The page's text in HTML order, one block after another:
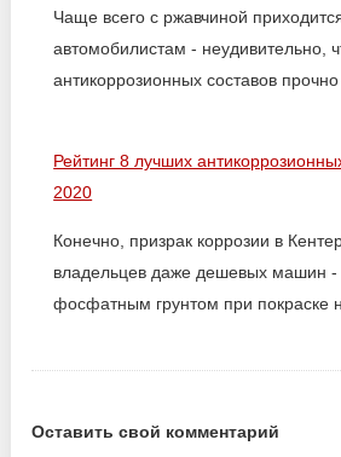
Чаще всего с ржавчиной
автомобилистам - неудивительно,
антикоррозионных составов
Рейтинг 8 лучших
2020
Конечно, призрак коррозии в
владельцев даже дешевых машин -
фосфатным грунтом при покраске
Оставить свой комментарий